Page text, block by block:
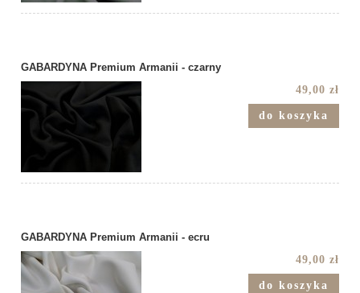
GABARDYNA Premium Armanii - czarny
49,00 zł
do koszyka
GABARDYNA Premium Armanii - ecru
49,00 zł
do koszyka